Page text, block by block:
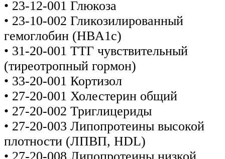
• 23-12-001 Глюкоза
• 23-10-002 Гликозилированный
гемоглобин (HBA1c)
• 31-20-001 ТТГ чувствительный
(тиреотропный гормон)
• 33-20-001 Кортизол
• 27-20-001 Холестерин общий
• 27-20-002 Триглицериды
• 27-20-003 Липопротеины высокой
плотности (ЛПВП, HDL)